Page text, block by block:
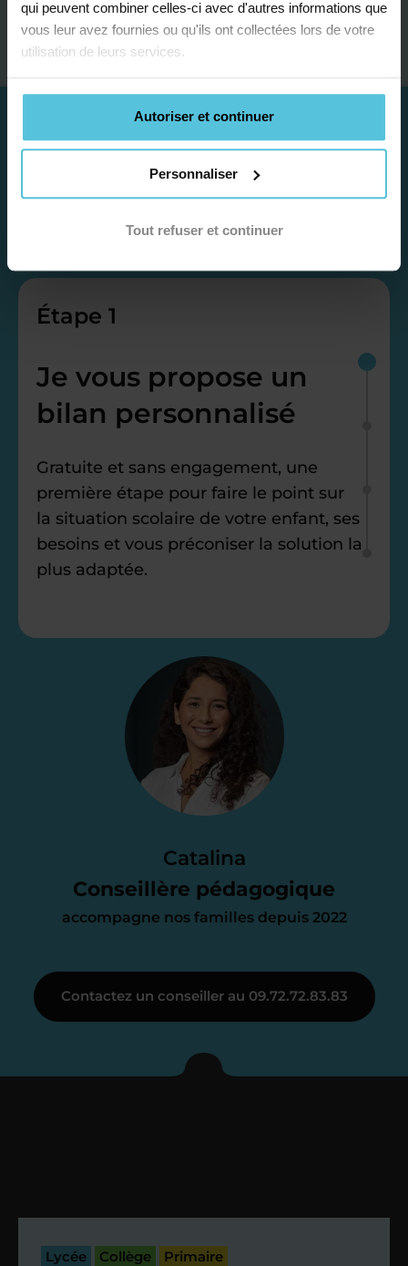
qui peuvent combiner celles-ci avec d'autres informations que
vous leur avez fournies ou qu'ils ont collectées lors de votre
utilisation de leurs services.
Autoriser et continuer
Personnaliser
Tout refuser et continuer
Catalina
Conseillère pédagogique
accompagne nos familles depuis 2022
Étape 1
Je vous propose un
bilan personnalisé
Gratuite et sans engagement, une
première étape pour faire le point sur
la situation scolaire de votre enfant, ses
besoins et vous préconiser la solution la
plus adaptée.
Étape 2
Je vous envoie une
proposition
d’accompagnement
parfait. À partir de maintenant nous
nous occupons de tout.
Je vous présente votre
enseignant sous 72
passé.
Contactez un conseiller au 09.72.72.83.83
Lycée Collège Primaire